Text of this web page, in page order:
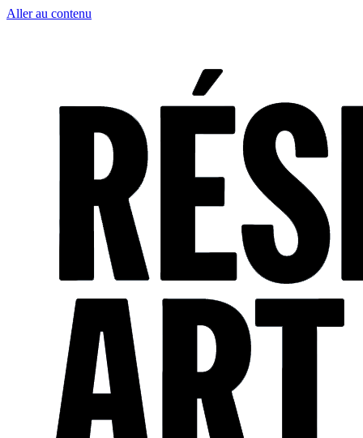
Aller au contenu